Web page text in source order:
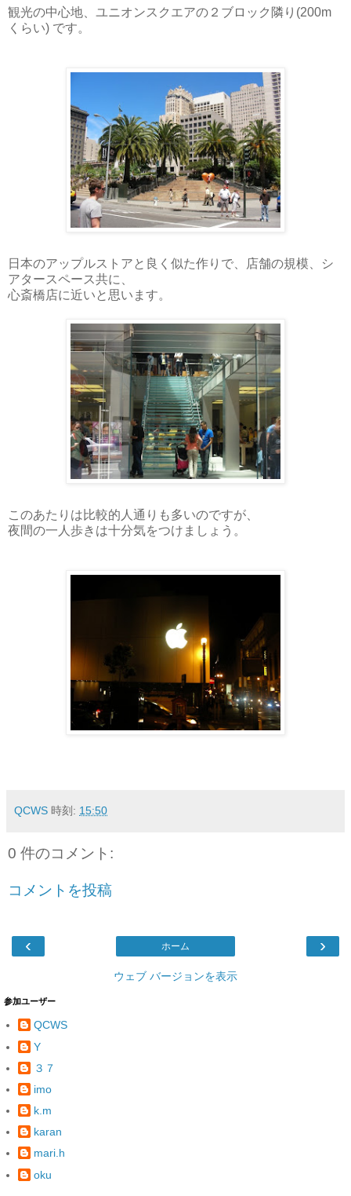
観光の中心地、ユニオンスクエアの２ブロック隣り(200m
くらい) です。
日本のアップルストアと良く似た作りで、店舗の規模、シ
アタースペース共に、
心斎橋店に近いと思います。
このあたりは比較的人通りも多いのですが、
夜間の一人歩きは十分気をつけましょう。
QCWS 時刻: 15:50
0 件のコメント:
コメントを投稿
‹ ›
ホーム
ウェブ バージョンを表示
参加ユーザー
QCWS
Y
３７
imo
k.m
karan
mari.h
oku